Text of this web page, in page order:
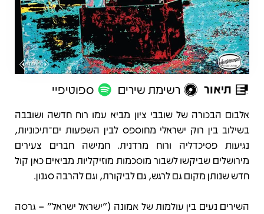
תיאור רשימת שירים ספוטיפיי
תיאור
אלבום הבכורה של שובבי ציון מביא עמו רוח חדשה ושובבה
בשילוב בין רוק ישראלי מחוספס לבין השפעות ים־תיכוניות,
נגיעות פסיכדליה ורוח מרדנית. חמישה חברים צעירים
מירושלים שביקשו לשבור מוסכמות מוזיקליות מביאים כאן קול
חדש שנותן מקום גם לרגש, גם לביקורת, וגם להרבה סגנון.
השירים נעים בין עולמות של אמונה ("ישראל ישראל" – גרסה